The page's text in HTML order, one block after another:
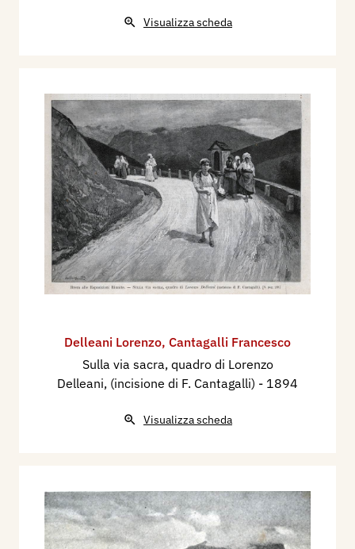
Visualizza scheda
Delleani Lorenzo, Cantagalli Francesco
Sulla via sacra, quadro di Lorenzo
Delleani, (incisione di F. Cantagalli) - 1894
Visualizza scheda